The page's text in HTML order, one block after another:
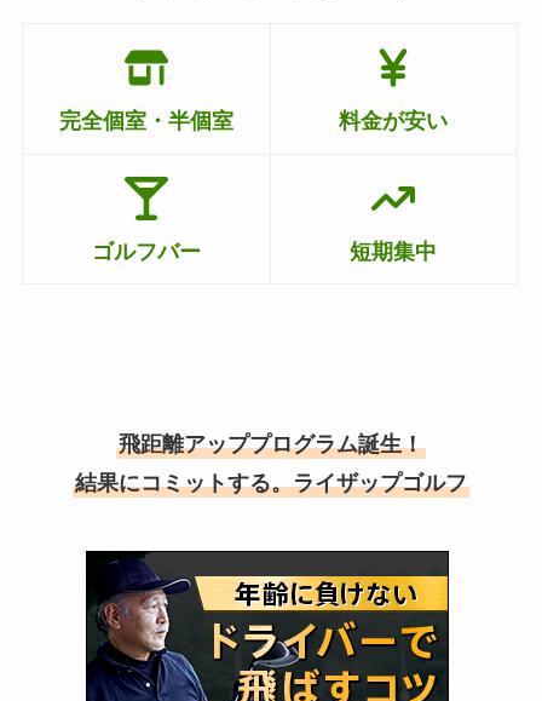
完全個室・半個室 料金が安い
ゴルフバー 短期集中
飛距離アッププログラム誕生！
結果にコミットする。ライザップゴルフ